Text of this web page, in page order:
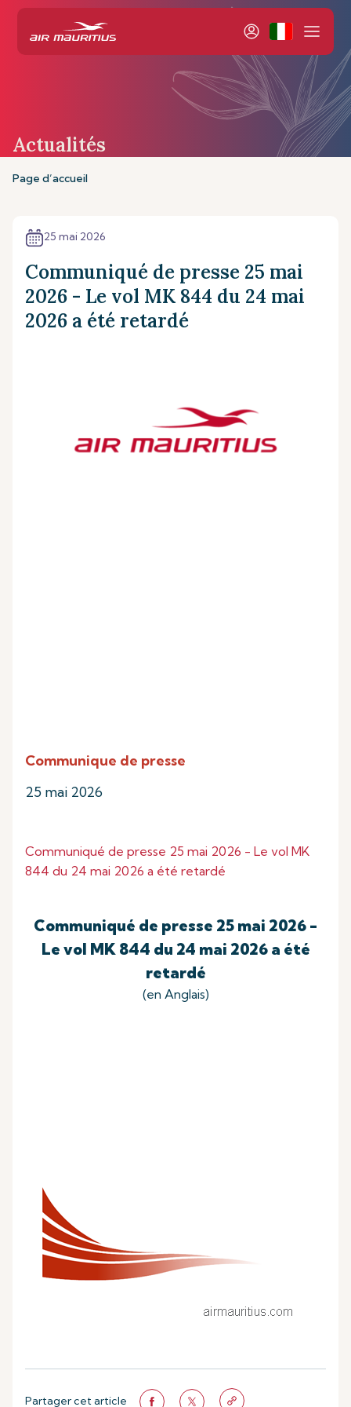
Actualités
Page d’accueil
25 mai 2026
Communiqué de presse 25 mai
2026 - Le vol MK 844 du 24 mai
2026 a été retardé
Communique de presse
25 mai 2026
Communiqué de presse 25 mai 2026 - Le vol MK
844 du 24 mai 2026 a été retardé
Communiqué de presse 25 mai 2026 -
Le vol MK 844 du 24 mai 2026 a été
retardé
(en Anglais)
Partager cet article